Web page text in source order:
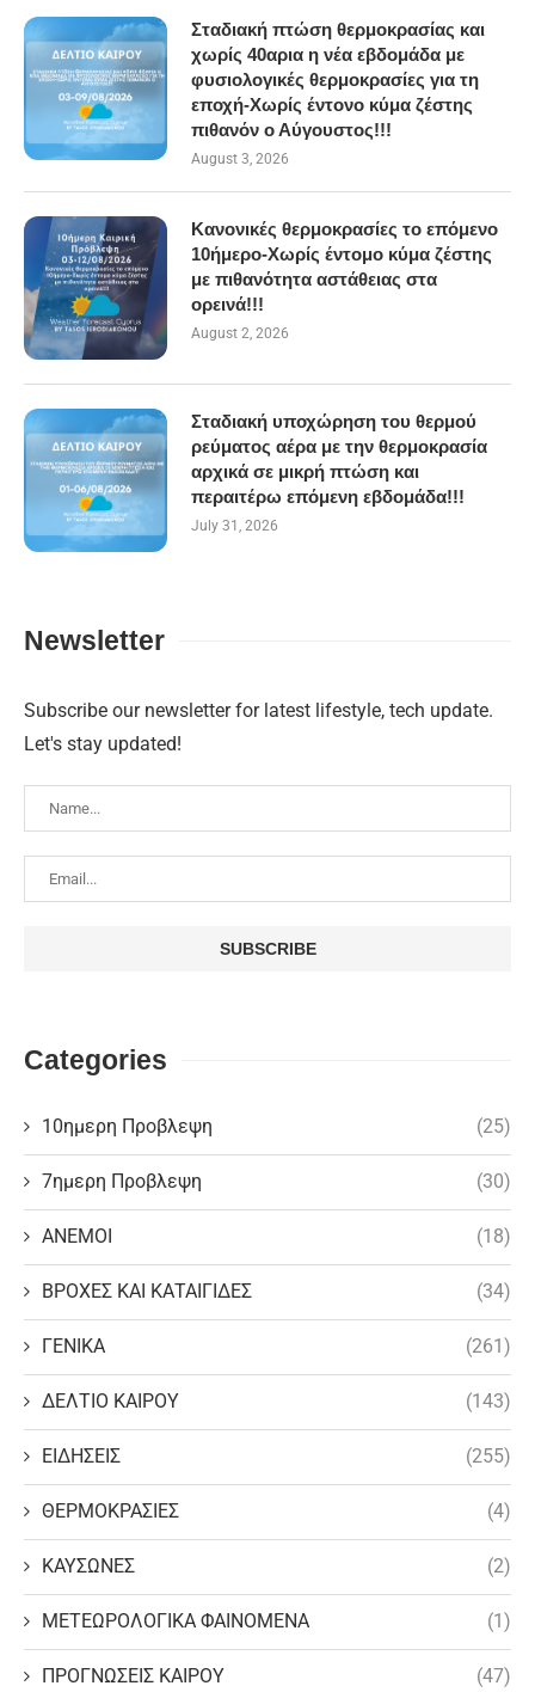
Σταδιακή πτώση θερμοκρασίας και
χωρίς 40αρια η νέα εβδομάδα με
φυσιολογικές θερμοκρασίες για τη
εποχή-Χωρίς έντονο κύμα ζέστης
πιθανόν ο Αύγουστος!!!
August 3, 2026
Κανονικές θερμοκρασίες το επόμενο
10ήμερο-Χωρίς έντομο κύμα ζέστης
με πιθανότητα αστάθειας στα
ορεινά!!!
August 2, 2026
Σταδιακή υποχώρηση του θερμού
ρεύματος αέρα με την θερμοκρασία
αρχικά σε μικρή πτώση και
περαιτέρω επόμενη εβδομάδα!!!
July 31, 2026
Newsletter
Subscribe our newsletter for latest lifestyle, tech update.
Let's stay updated!
Categories
10ημερη Προβλεψη (25)
7ημερη Προβλεψη (30)
ΑΝΕΜΟΙ (18)
ΒΡΟΧΕΣ ΚΑΙ ΚΑΤΑΙΓΙΔΕΣ (34)
ΓΕΝΙΚΑ (261)
ΔΕΛΤΙΟ ΚΑΙΡΟΥ (143)
ΕΙΔΗΣΕΙΣ (255)
ΘΕΡΜΟΚΡΑΣΙΕΣ (4)
ΚΑΥΣΩΝΕΣ (2)
ΜΕΤΕΩΡΟΛΟΓΙΚΑ ΦΑΙΝΟΜΕΝΑ (1)
ΠΡΟΓΝΩΣΕΙΣ ΚΑΙΡΟΥ (47)